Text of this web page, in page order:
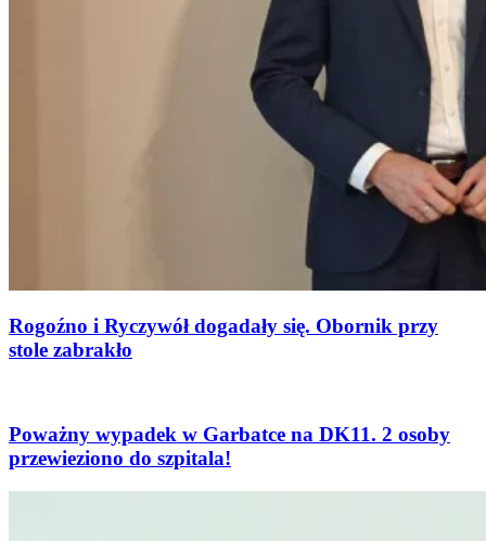
Rogoźno i Ryczywół dogadały się. Obornik przy
stole zabrakło
Poważny wypadek w Garbatce na DK11. 2 osoby
przewieziono do szpitala!